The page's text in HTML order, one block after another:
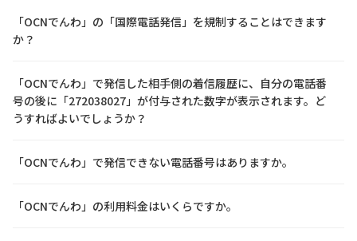
OCN サービス一覧
「OCNでんわ」の「国際電話発信」を規制することはできます
か？
「OCNでんわ」で発信した相手側の着信履歴に、自分の電話番
号の後に「272038027」が付与された数字が表示されます。ど
うすればよいでしょうか？
「OCNでんわ」で発信できない電話番号はありますか。
「OCNでんわ」の利用料金はいくらですか。